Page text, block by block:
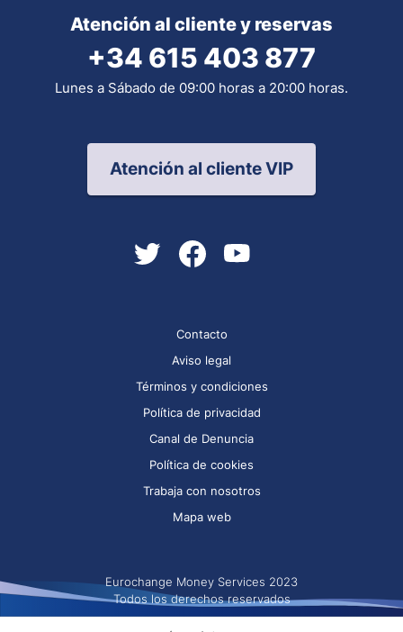
Atención al cliente y reservas
+34 615 403 877
Lunes a Sábado de 09:00 horas a 20:00 horas.
Atención al cliente VIP
Contacto
Aviso legal
Términos y condiciones
Política de privacidad
Canal de Denuncia
Política de cookies
Trabaja con nosotros
Mapa web
Eurochange Money Services 2023
Todos los derechos reservados